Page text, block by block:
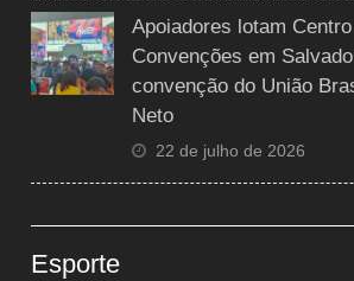
Apoiadores lotam
Convenções em
convenção do União
Neto
22 de julho de 2026
Esporte